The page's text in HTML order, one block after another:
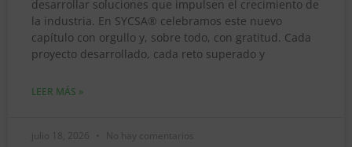
desarrollar soluciones que impulsen el crecimiento de
la industria. En SYCSA® celebramos este nuevo
capítulo con orgullo y, sobre todo, con gratitud. Cada
proyecto desarrollado, cada reto superado y
LEER MÁS »
julio 18, 2026 No hay comentarios